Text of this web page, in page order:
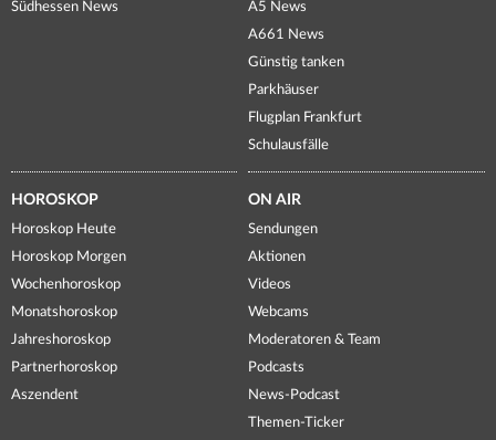
Südhessen News
A5 News
A661 News
Günstig tanken
Parkhäuser
Flugplan Frankfurt
Schulausfälle
HOROSKOP
Horoskop Heute
Horoskop Morgen
Wochenhoroskop
Monatshoroskop
Jahreshoroskop
Partnerhoroskop
Aszendent
ON AIR
Sendungen
Aktionen
Videos
Webcams
Moderatoren & Team
Podcasts
News-Podcast
Themen-Ticker